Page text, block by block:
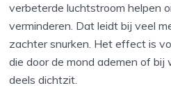
verbeterde luchtstroom helpen
verminderen. Dat leidt bij veel
zachter snurken. Het effect is
die door de mond ademen of bij
deels dichtzit.